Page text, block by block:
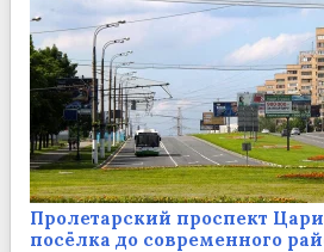
Пролетарский проспект
посёлка до современного